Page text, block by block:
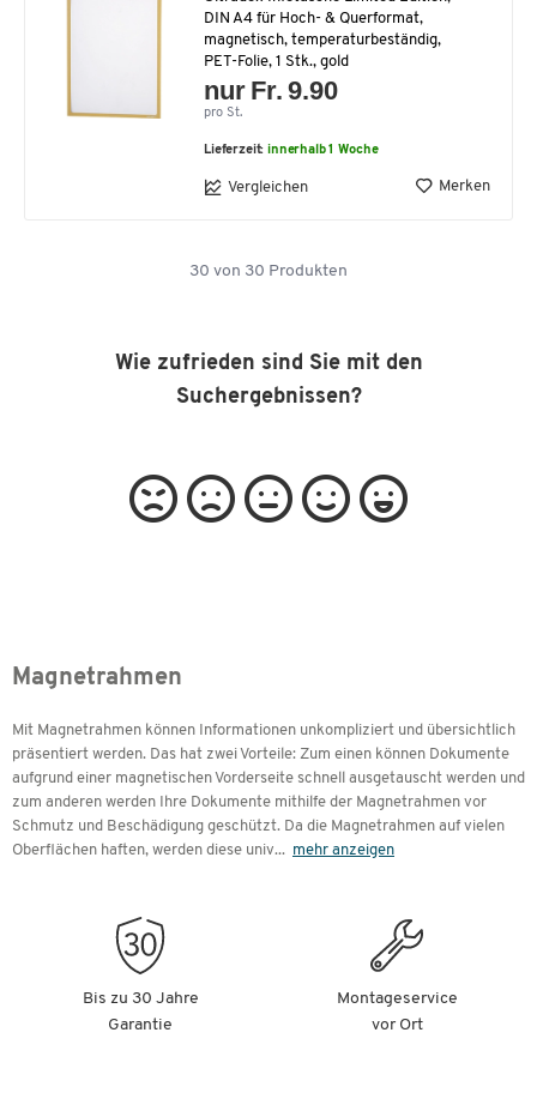
DIN A4 für Hoch- & Querformat,
magnetisch, temperaturbeständig,
PET-Folie, 1 Stk., gold
nur Fr. 9.90
pro St.
Lieferzeit:innerhalb 1 Woche
Vergleichen Merken
30 von 30 Produkten
Wie zufrieden sind Sie mit den
Suchergebnissen?
Magnetrahmen
Mit Magnetrahmen können Informationen unkompliziert und übersichtlich
präsentiert werden. Das hat zwei Vorteile: Zum einen können Dokumente
aufgrund einer magnetischen Vorderseite schnell ausgetauscht werden und
zum anderen werden Ihre Dokumente mithilfe der Magnetrahmen vor
Schmutz und Beschädigung geschützt. Da die Magnetrahmen auf vielen
Oberflächen haften, werden diese univ... mehr anzeigen
Bis zu 30 Jahre
Garantie
Montageservice
vor Ort